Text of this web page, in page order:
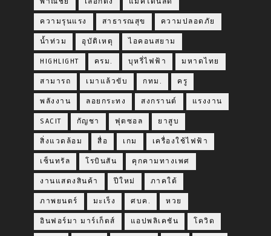
ความรุนแรง สาธารณสุข ความปลอดภัย
น้ำท่วม อุบัติเหตุ ไอคอนสยาม
HIGHLIGHT ครม. บุหรี่ไฟฟ้า มหาดไทย
สามารถ เมาแล้วขับ กทม. ครู
พลังงาน ลอยกระทง สงกรานต์ แรงงาน
SACIT กัญชา ฟุตซอล ยาสูบ
สิ่งแวดล้อม สื่อ เกม เครื่องใช้ไฟฟ้า
เซ็นทรัล โรบินสัน คุกคามทางเพศ
งานแสดงสินค้า ปีใหม่ ภาคใต้
ภาพยนตร์ มะเร็ง ศบค. หวย
อินฟอร์มา มาร์เก็ตส์ แอปพลิเคชัน โควิด